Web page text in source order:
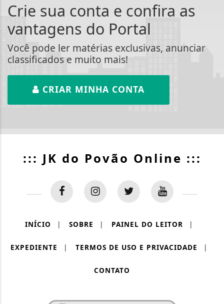
Crie sua conta e confira as
vantagens do Portal
Você pode ler matérias exclusivas, anunciar
classificados e muito mais!
CRIAR MINHA CONTA
::: JK do Povão Online :::
INÍCIO | SOBRE | PAINEL DO LEITOR |
EXPEDIENTE | TERMOS DE USO E PRIVACIDADE |
CONTATO